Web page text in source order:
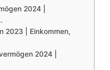
2024 |
2023 | Einkommen,
2024 |